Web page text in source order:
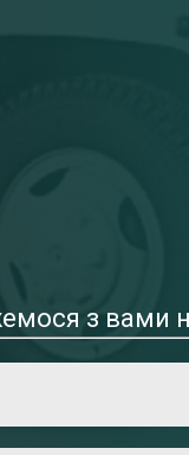
з